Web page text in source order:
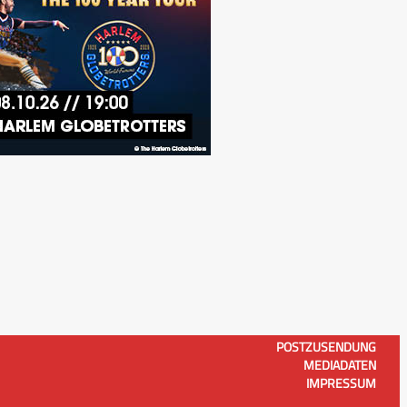
POSTZUSENDUNG
MEDIADATEN
IMPRESSUM